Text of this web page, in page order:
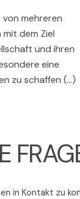
mehreren
dem Ziel
und ihren
eine
zu schaffen (…)
in Kontakt zu